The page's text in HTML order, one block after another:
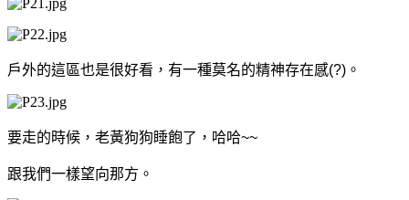
戶外的這區也是很好看，有一種莫名的精神存在感(?)。
要走的時候，老黃狗狗睡飽了，哈哈~~
跟我們一樣望向那方。